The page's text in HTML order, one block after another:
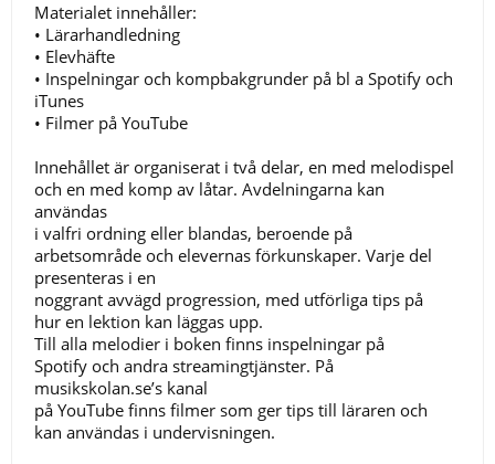
Materialet innehåller:
• Lärarhandledning
• Elevhäfte
• Inspelningar och kompbakgrunder på bl a Spotify och
iTunes
• Filmer på YouTube
Innehållet är organiserat i två delar, en med melodispel
och en med komp av låtar. Avdelningarna kan
användas
i valfri ordning eller blandas, beroende på
arbetsområde och elevernas förkunskaper. Varje del
presenteras i en
noggrant avvägd progression, med utförliga tips på
hur en lektion kan läggas upp.
Till alla melodier i boken finns inspelningar på
Spotify och andra streamingtjänster. På
musikskolan.se’s kanal
på YouTube finns filmer som ger tips till läraren och
kan användas i undervisningen.